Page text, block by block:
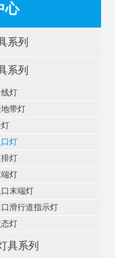
心
系列
系列
灯
带灯
灯
灯
灯
末端灯
滑行道指示灯
灯
具系列